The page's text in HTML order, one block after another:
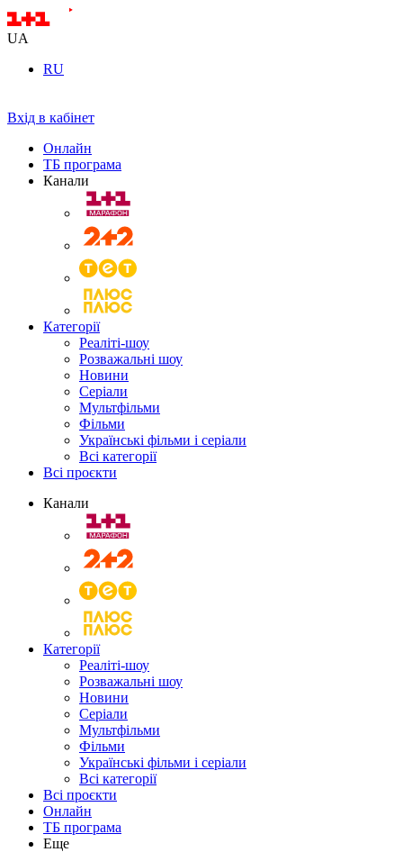
UA
RU
Вхід в кабінет
Онлайн
ТБ програма
Канали
Категорії
Реаліті-шоу
Розважальні шоу
Новини
Серіали
Мультфільми
Фільми
Українські фільми і серіали
Всі категорії
Всі проєкти
Канали
Категорії
Реаліті-шоу
Розважальні шоу
Новини
Серіали
Мультфільми
Фільми
Українські фільми і серіали
Всі категорії
Всі проєкти
Онлайн
ТБ програма
Еще